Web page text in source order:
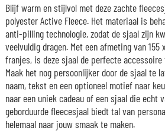
Blijf warm en stijlvol met deze zachte
polyester Active Fleece. Het materiaal is
anti-pilling technologie, zodat de sjaal zijn
veelvuldig dragen. Met een afmeting van 155
franjes, is deze sjaal de perfecte accessoire
Maak het nog persoonlijker door de sjaal te
naam, tekst en een optioneel motief naar
naar een uniek cadeau of een sjaal die echt
geborduurde fleecesjaal biedt tal van
helemaal naar jouw smaak te maken.